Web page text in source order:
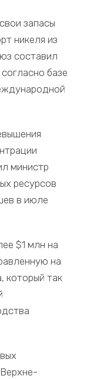
запасы
никеля из
составил
базе
министр
ресурсов
в июле
$1 млн на
на
который так